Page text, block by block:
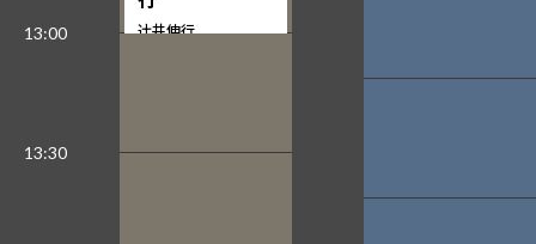
辻󠄀井伸行
完売